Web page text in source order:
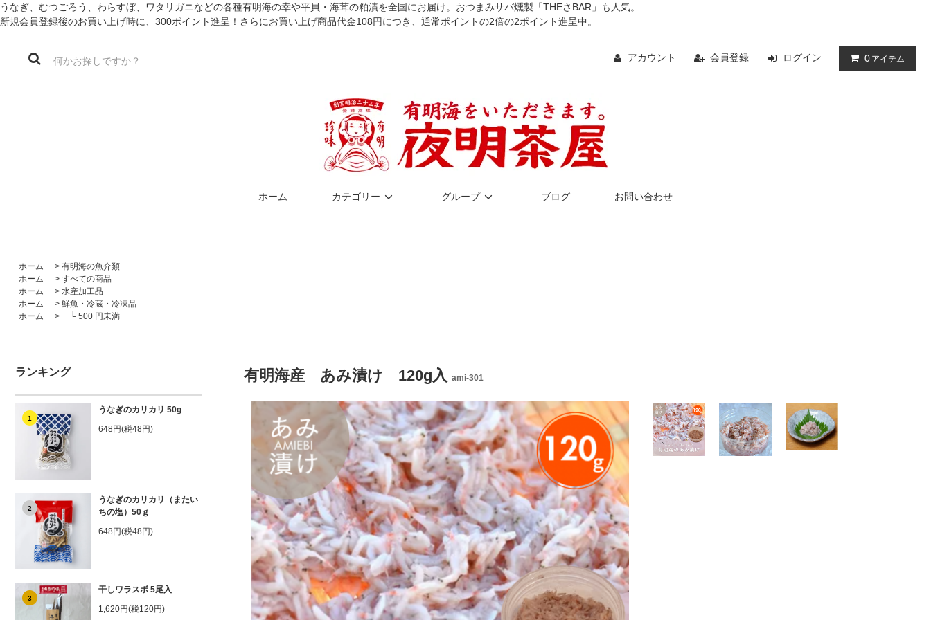
うなぎ、むつごろう、わらすぼ、ワタリガニなどの各種有明海の幸や平貝・海茸の粕漬を全国にお届け。おつまみサバ燻製「THEさBAR」も人気。
新規会員登録後のお買い上げ時に、300ポイント進呈！さらにお買い上げ商品代金108円につき、通常ポイントの2倍の2ポイント進呈中。
アカウント 会員登録 ログイン 0 アイテム
ホーム カテゴリー グループ ブログ お問い合わせ
ホーム > 有明海の魚介類
ホーム
> すべての商品
ホーム
> 水産加工品
ホーム
> 鮮魚・冷蔵・冷凍品
ホーム
> └ 500 円未満
ランキング
1
うなぎのカリカリ 50g
648円(税48円)
2
うなぎのカリカリ（またい
ちの塩）50ｇ
648円(税48円)
3
干しワラスボ 5尾入
1,620円(税120円)
有明海産 あみ漬け 120g入 ami-301